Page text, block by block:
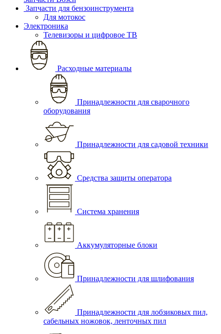
Запчасти для бензоинструмента
Для мотокос
Электроника
Телевизоры и цифровое ТВ
Расходные материалы
Принадлежности для сварочного
оборудования
Принадлежности для садовой техники
Средства защиты оператора
Система хранения
Аккумуляторные блоки
Принадлежности для шлифования
Принадлежности для лобзиковых пил,
сабельных ножовок, ленточных пил